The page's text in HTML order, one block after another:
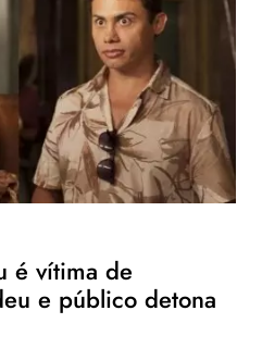
é vítima de
e público detona